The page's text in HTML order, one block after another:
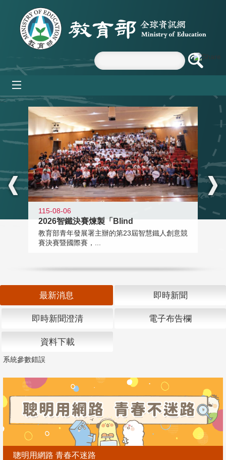
跳到主要內容區塊
:::
115-08-06
2026智鐵決賽煉製「Blind
教育部青年發展署主辦的第23屆智慧鐵人創意競
賽決賽暨國際賽，...
最新消息 即時新聞
即時新聞澄清 電子布告欄
資料下載
系統參數錯誤
聰明用網路 青春不迷路